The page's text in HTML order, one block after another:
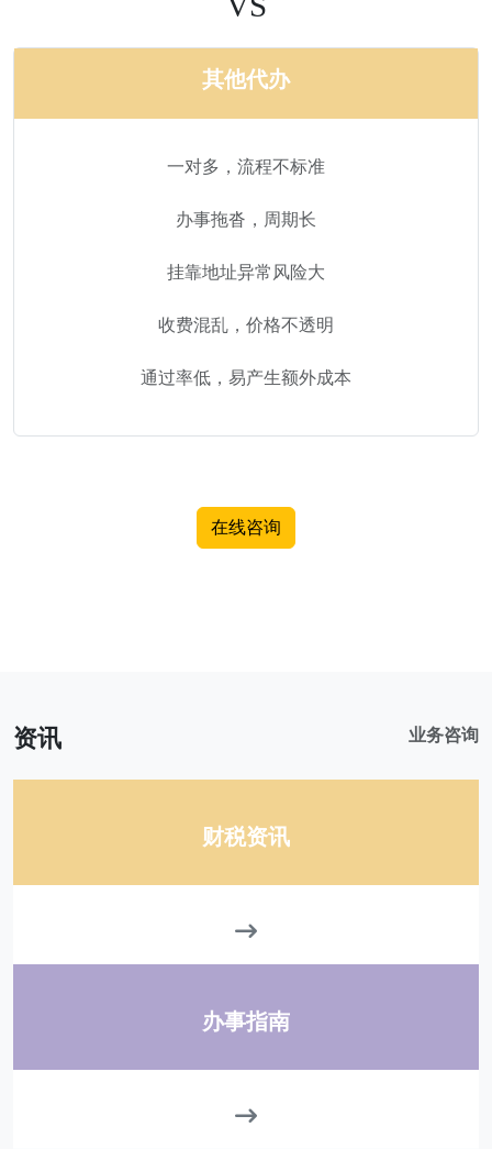
其他代办
一对多，流程不标准
办事拖沓，周期长
挂靠地址异常风险大
收费混乱，价格不透明
通过率低，易产生额外成本
在线咨询
资讯 业务咨询
财税资讯
办事指南